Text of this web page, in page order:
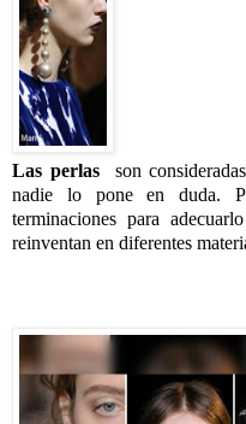
Las perlasson
nadie lo pone en duda.
terminaciones para
reinventan en diferentes